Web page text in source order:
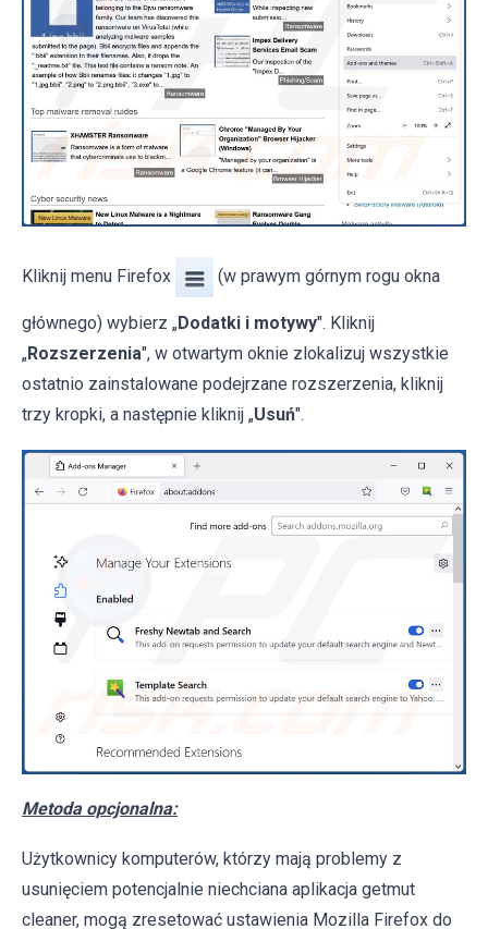
Kliknij menu Firefox (w prawym górnym rogu okna
głównego) wybierz „Dodatki i motywy". Kliknij
„Rozszerzenia", w otwartym oknie zlokalizuj wszystkie
ostatnio zainstalowane podejrzane rozszerzenia, kliknij
trzy kropki, a następnie kliknij „Usuń".
Metoda opcjonalna:
Użytkownicy komputerów, którzy mają problemy z
usunięciem potencjalnie niechciana aplikacja getmut
cleaner, mogą zresetować ustawienia Mozilla Firefox do